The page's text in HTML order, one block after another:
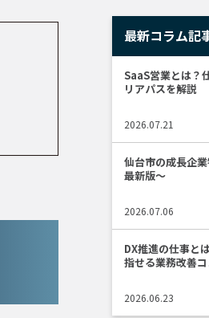
最新コラム記
SaaS営業とは？
リアパスを解説
2026.07.21
仙台市の成長企
最新版～
2026.07.06
DX推進の仕事と
指せる業務改善
2026.06.23